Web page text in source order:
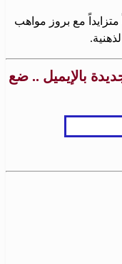
مع بروز مواهب
بالإيميل .. ضع